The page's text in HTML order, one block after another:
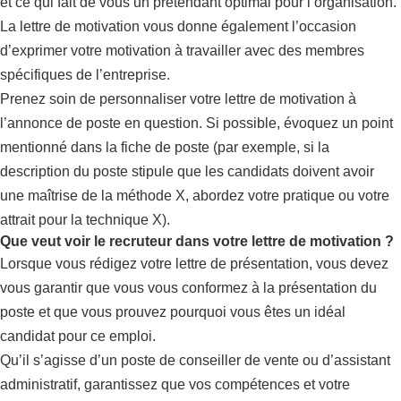
La lettre de motivation vous donne également l’occasion
d’exprimer votre motivation à travailler avec des membres
spécifiques de l’entreprise.
Prenez soin de personnaliser votre lettre de motivation à
l’annonce de poste en question. Si possible, évoquez un point
mentionné dans la fiche de poste (par exemple, si la
description du poste stipule que les candidats doivent avoir
une maîtrise de la méthode X, abordez votre pratique ou votre
attrait pour la technique X).
Que veut voir le recruteur dans votre lettre de motivation ?
Lorsque vous rédigez votre lettre de présentation, vous devez
vous garantir que vous vous conformez à la présentation du
poste et que vous prouvez pourquoi vous êtes un idéal
candidat pour ce emploi.
Qu’il s’agisse d’un poste de conseiller de vente ou d’assistant
administratif, garantissez que vos compétences et votre